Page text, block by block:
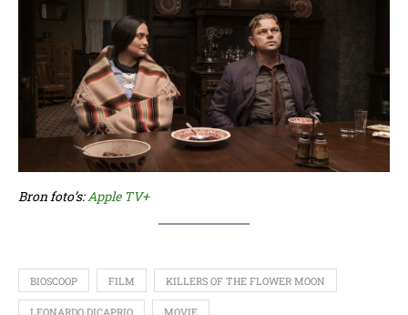
Bron foto’s:Apple TV+
BIOSCOOP FILM KILLERS OF THE FLOWER MOON
LEONARDO DICAPRIO MOVIE